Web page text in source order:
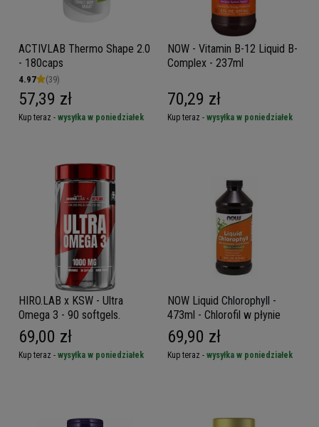
ACTIVLAB Thermo Shape 2.0
- 180caps
4.97 (39)
57,39 zł
Kup teraz - wysyłka w poniedziałek
NOW - Vitamin B-12 Liquid B-
Complex - 237ml
70,29 zł
Kup teraz - wysyłka w poniedziałek
HIRO.LAB x KSW - Ultra
Omega 3 - 90 softgels.
69,00 zł
Kup teraz - wysyłka w poniedziałek
NOW Liquid Chlorophyll -
473ml - Chlorofil w płynie
69,90 zł
Kup teraz - wysyłka w poniedziałek